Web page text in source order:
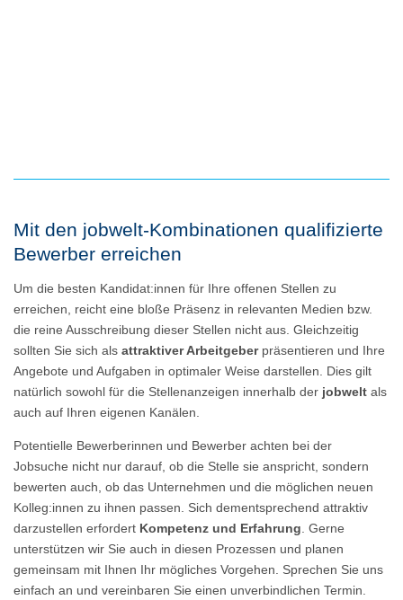
Mit den jobwelt-Kombinationen qualifizierte
Bewerber erreichen
Um die besten Kandidat:innen für Ihre offenen Stellen zu
erreichen, reicht eine bloße Präsenz in relevanten Medien bzw.
die reine Ausschreibung dieser Stellen nicht aus. Gleichzeitig
sollten Sie sich als attraktiver Arbeitgeberpräsentieren und Ihre
Angebote und Aufgaben in optimaler Weise darstellen. Dies gilt
natürlich sowohl für die Stellenanzeigen innerhalb der jobwelt als
auch auf Ihren eigenen Kanälen.
Potentielle Bewerberinnen und Bewerber achten bei der
Jobsuche nicht nur darauf, ob die Stelle sie anspricht, sondern
bewerten auch, ob das Unternehmen und die möglichen neuen
Kolleg:innen zu ihnen passen. Sich dementsprechend attraktiv
darzustellen erfordert Kompetenz und Erfahrung. Gerne
unterstützen wir Sie auch in diesen Prozessen und planen
gemeinsam mit Ihnen Ihr mögliches Vorgehen. Sprechen Sie uns
einfach an und vereinbaren Sie einen unverbindlichen Termin.